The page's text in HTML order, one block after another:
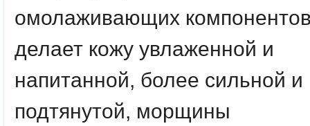
омолаживающих
делает кожу увлаженной и
напитанной, более сильной и
подтянутой, морщины